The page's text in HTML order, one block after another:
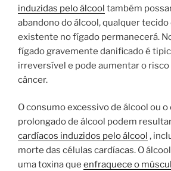
induzidas pelo álcool também
abandono do álcool, qualquer
existente no fígado permanecerá.
fígado gravemente danificado é
irreversível e pode aumentar o
câncer.
O consumo excessivo de álcool ou
prolongado de álcool podem
cardíacos induzidos pelo álcool ,
morte das células cardíacas. O
uma toxina que enfraquece o